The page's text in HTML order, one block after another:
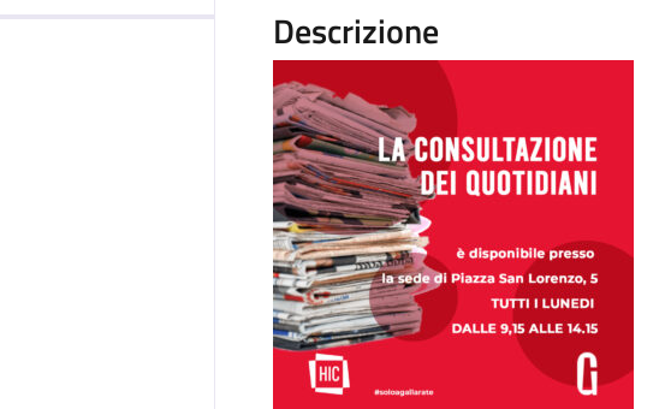
Descrizione